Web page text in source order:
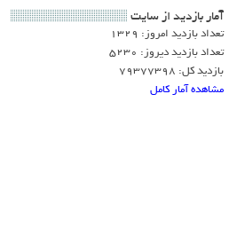
آمار بازديد از سايت
تعداد بازدید امروز: 1329
تعداد بازدید دیروز: 5230
بازدید کل: 79377398
مشاهده آمار کامل